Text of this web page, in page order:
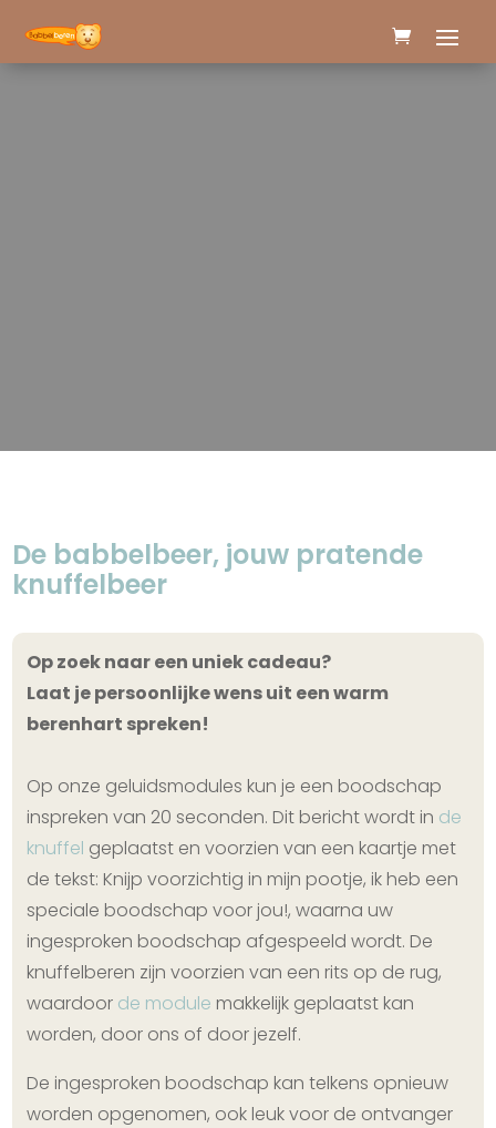
De babbelbeer, jouw pratende
knuffelbeer
Op zoek naar een uniek cadeau?
Laat je persoonlijke wens uit een warm
berenhart spreken!
Op onze geluidsmodules kun je een boodschap
inspreken van 20 seconden. Dit bericht wordt in de
knuffel geplaatst en voorzien van een kaartje met
de tekst: Knijp voorzichtig in mijn pootje, ik heb een
speciale boodschap voor jou!, waarna uw
ingesproken boodschap afgespeeld wordt. De
knuffelberen zijn voorzien van een rits op de rug,
waardoor de module makkelijk geplaatst kan
worden, door ons of door jezelf.
De ingesproken boodschap kan telkens opnieuw
worden opgenomen, ook leuk voor de ontvanger